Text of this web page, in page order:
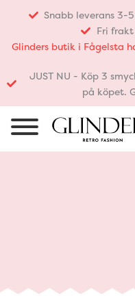
innehåll
Snabb leverans 3-
Fri
Glinders butik i Fågelsta
JUST NU - Köp 3
på köpet.